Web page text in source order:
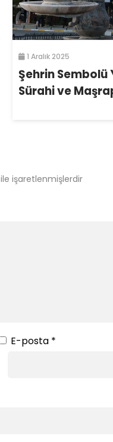
1 Aralık 2025
Şehrin Sembolü
Sürahi ve
ile işaretlenmişlerdir
E-posta *